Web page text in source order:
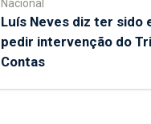
Nacional
Luís Neves diz ter sido
pedir intervenção do
Contas